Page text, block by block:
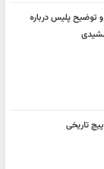
توضیح پلیس درباره
پیچ تاریخی